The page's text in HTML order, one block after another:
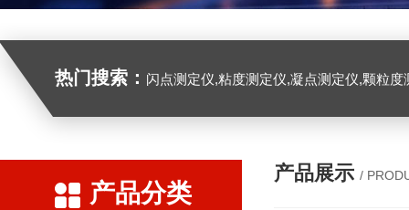
热门搜索： 闪点测定仪,粘度测定仪,凝点测定仪,颗粒
产品分类
产品展示 /